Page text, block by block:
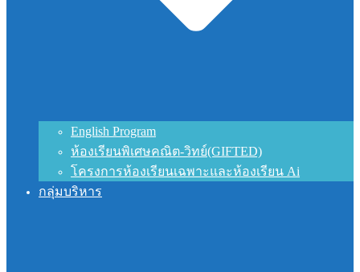
English Program
ห้องเรียนพิเศษคณิต-วิทย์(GIFTED)
โครงการห้องเรียนเฉพาะและห้องเรียน Ai
กลุ่มบริหาร